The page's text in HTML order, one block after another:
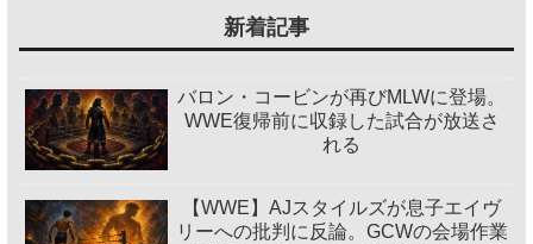
新着記事
バロン・コービンが再びMLWに登場。
WWE復帰前に収録した試合が放送さ
れる
【WWE】AJスタイルズが息子エイヴ
リーへの批判に反論。GCWの会場作業